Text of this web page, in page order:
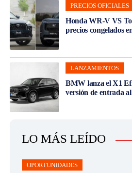
PRECIOS OFICIALES
Honda WR-V VS
precios congelados
LANZAMIENTOS
BMW lanza el X1
versión de entrada
LO MÁS LEÍDO
OPORTUNIDADES